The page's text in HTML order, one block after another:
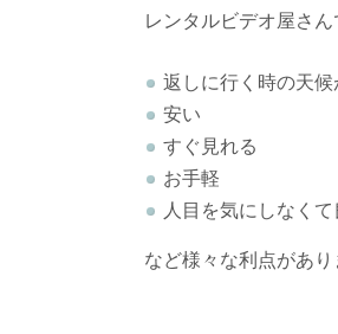
レンタルビデオ屋さ
返しに行く時の天
安い
すぐ見れる
お手軽
人目を気にしなくて
など様々な利点があり